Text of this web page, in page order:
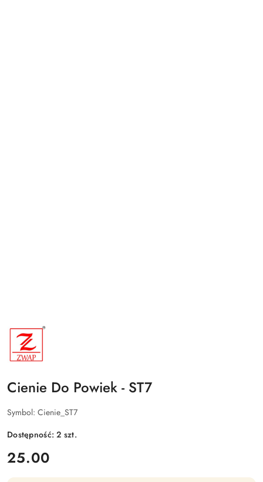
NAZWA
PRODUCENTA:
ZWAP
Cienie Do Powiek - ST7
Symbol: Cienie_ST7
Dostępność:2 szt.
cena:
25.00